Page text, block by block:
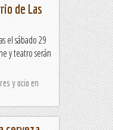
de Las
el sábado 29
y teatro serán
y ocio en